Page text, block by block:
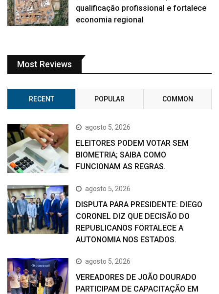
qualificação profissional e fortalece
economia regional
Most Reviews
RECENT POPULAR COMMON
agosto 5, 2026
ELEITORES PODEM VOTAR SEM
BIOMETRIA; SAIBA COMO
FUNCIONAM AS REGRAS.
agosto 5, 2026
DISPUTA PARA PRESIDENTE: DIEGO
CORONEL DIZ QUE DECISÃO DO
REPUBLICANOS FORTALECE A
AUTONOMIA NOS ESTADOS.
agosto 5, 2026
VEREADORES DE JOÃO DOURADO
PARTICIPAM DE CAPACITAÇÃO EM